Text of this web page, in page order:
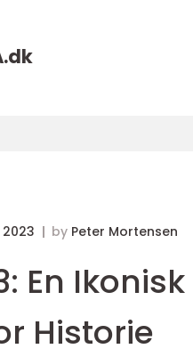
dk
by Peter Mortensen
En
Historie